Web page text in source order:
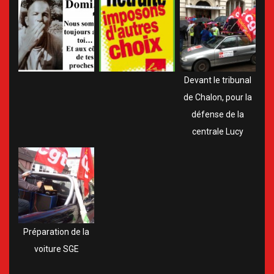
Devant le tribunal
de Chalon, pour la
défense de la
centrale Lucy
Préparation de la
voiture SGE